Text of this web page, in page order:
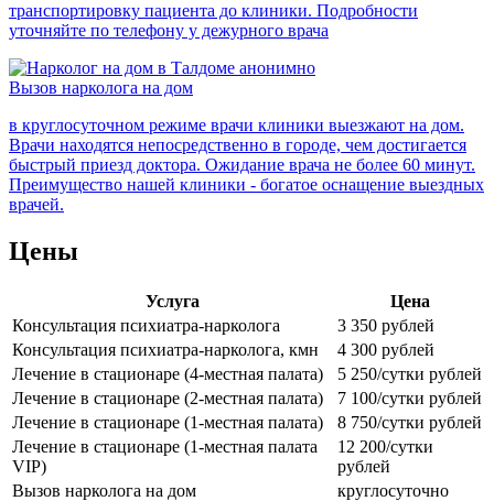
транспортировку пациента до клиники. Подробности
уточняйте по телефону у дежурного врача
Вызов нарколога на дом
в круглосуточном режиме врачи клиники выезжают на дом.
Врачи находятся непосредственно в городе, чем достигается
быстрый приезд доктора. Ожидание врача не более 60 минут.
Преимущество нашей клиники - богатое оснащение выездных
врачей.
Цены
Услуга
Цена
Консультация психиатра-нарколога
3 350 рублей
Консультация психиатра-нарколога, кмн
4 300 рублей
Лечение в стационаре (4-местная палата)
5 250/сутки рублей
Лечение в стационаре (2-местная палата)
7 100/сутки рублей
Лечение в стационаре (1-местная палата)
8 750/сутки рублей
Лечение в стационаре (1-местная палата
VIP)
12 200/сутки
рублей
Вызов нарколога на дом
круглосуточно